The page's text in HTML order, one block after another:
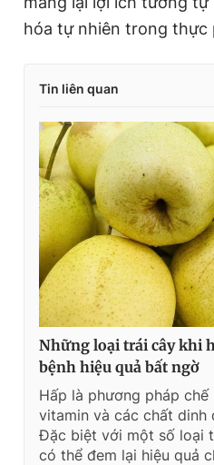
hóa tự nhiên trong thực
Tin liên quan
Những loại trái cây khi
bệnh hiệu quả bất ngờ
Hấp là phương pháp
vitamin và các chất dinh
Đặc biệt với một số loại
có thể đem lại hiệu quả